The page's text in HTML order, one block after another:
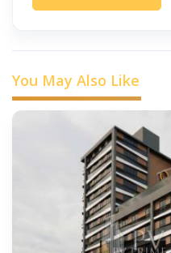
You May Also Like